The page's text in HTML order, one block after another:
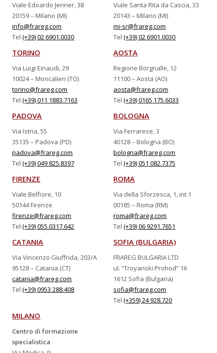
Viale Edoardo Jenner, 38
20159 – Milano (MI)
info@frareg.com
Tel(+39) 02 6901.0030
Viale Santa Rita da Cascia, 33
20143 – Milano (MI)
mi-sr@frareg.com
Tel(+39) 02 6901.0030
TORINO
Via Luigi Einaudi, 29
10024 – Moncalieri (TO)
torino@frareg.com
Tel(+39) 011 1883.7163
AOSTA
Regione Borgnalle, 12
11100 – Aosta (AO)
aosta@frareg.com
Tel(+39) 0165 175.6033
PADOVA
Via Istria, 55
35135 – Padova (PD)
padova@frareg.com
Tel(+39) 049 825.8397
BOLOGNA
Via Ferrarese, 3
40128 – Bologna (BO)
bologna@frareg.com
Tel(+39) 051 082.7375
FIRENZE
Viale Belfiore, 10
50144 Firenze
firenze@frareg.com
Tel(+39) 055.0317.642
ROMA
Via della Sforzesca, 1, int.1
00185 – Roma (RM)
roma@frareg.com
Tel(+39) 06 9291.7651
CATANIA
Via Vincenzo Giuffrida, 203/A
95128 – Catania (CT)
catania@frareg.com
Tel(+39) 0953 288.408
SOFIA (BULGARIA)
FRAREG BULGARIA LTD
ul. “Troyanski Prohod” 16
1612 Sofia (Bulgaria)
sofia@frareg.com
Tel(+359) 24 928.720
MILANO
Centro di formazione
specialistica